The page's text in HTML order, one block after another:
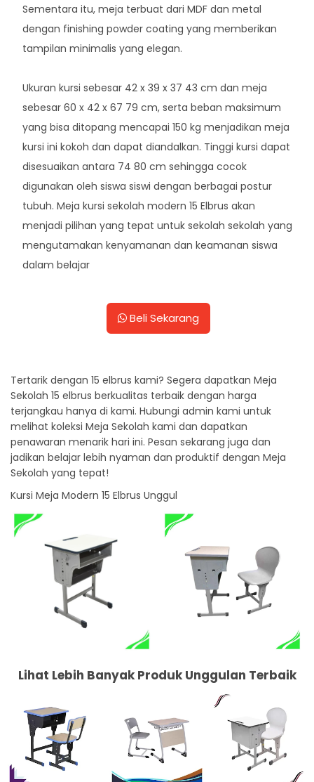
Sementara itu, meja terbuat dari MDF dan metal
dengan finishing powder coating yang memberikan
tampilan minimalis yang elegan.
Ukuran kursi sebesar 42 x 39 x 37 43 cm dan meja
sebesar 60 x 42 x 67 79 cm, serta beban maksimum
yang bisa ditopang mencapai 150 kg menjadikan meja
kursi ini kokoh dan dapat diandalkan. Tinggi kursi dapat
disesuaikan antara 74 80 cm sehingga cocok
digunakan oleh siswa siswi dengan berbagai postur
tubuh. Meja kursi sekolah modern 15 Elbrus akan
menjadi pilihan yang tepat untuk sekolah sekolah yang
mengutamakan kenyamanan dan keamanan siswa
dalam belajar
Beli Sekarang
Tertarik dengan 15 elbrus kami? Segera dapatkan Meja
Sekolah 15 elbrus berkualitas terbaik dengan harga
terjangkau hanya di kami. Hubungi admin kami untuk
melihat koleksi Meja Sekolah kami dan dapatkan
penawaran menarik hari ini. Pesan sekarang juga dan
jadikan belajar lebih nyaman dan produktif dengan Meja
Sekolah yang tepat!
Kursi Meja Modern 15 Elbrus Unggul
Lihat Lebih Banyak Produk Unggulan Terbaik